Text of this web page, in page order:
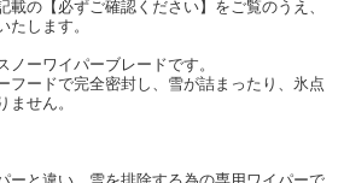
載の【必ずご確認ください】をご覧のうえ、
たします。
ーワイパーブレードです。
フードで完全密封し、雪が詰まったり、氷点
ません。